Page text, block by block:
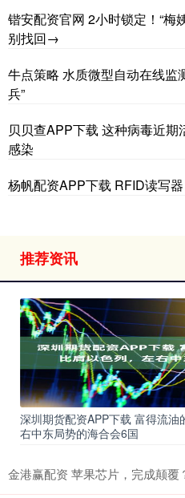
锴安配资官网 2小时锁定！“梅
别找回→
牛点策略 水质微型自动在线监
兵”
贝贝查APP下载 这种病毒近
感染
杨帆配资APP下载 RFID读写
推荐资讯
深圳期货配资APP下载 富得流
右中东局势的海合会6国
金港赢配资 苹果芯片，完成颠覆